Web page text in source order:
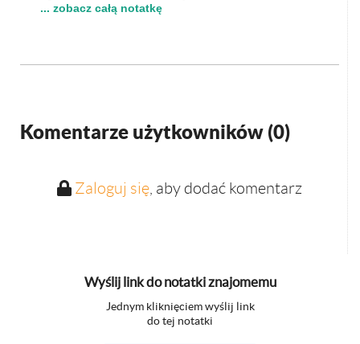
... zobacz całą notatkę
Komentarze użytkowników (0)
Zaloguj się, aby dodać komentarz
Wyślij link do notatki znajomemu
Jednym kliknięciem wyślij link
do tej notatki